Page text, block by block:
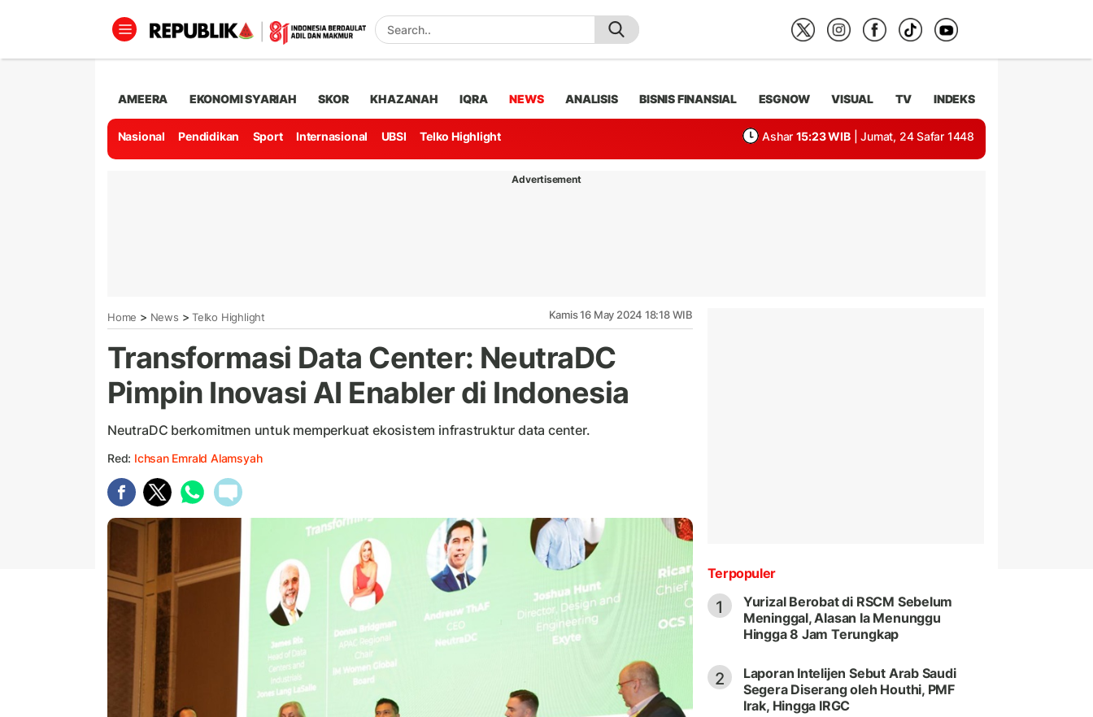
AMEERA EKONOMI SYARIAH SKOR KHAZANAH IQRA NEWS ANALISIS BISNIS FINANSIAL ESGNOW VISUAL TV INDEKS
Nasional Pendidikan Sport Internasional UBSI Telko Highlight Ashar 15:23 WIB | Jumat, 24 Safar 1448
Advertisement
Home > News > Telko Highlight Kamis 16 May 2024 18:18 WIB
Transformasi Data Center: NeutraDC
Pimpin Inovasi AI Enabler di Indonesia
NeutraDC berkomitmen untuk memperkuat ekosistem infrastruktur data center.
Red: Ichsan Emrald Alamsyah
Terpopuler
1
Yurizal Berobat di RSCM Sebelum
Meninggal, Alasan Ia Menunggu
Hingga 8 Jam Terungkap
2
Laporan Intelijen Sebut Arab Saudi
Segera Diserang oleh Houthi, PMF
Irak, Hingga IRGC